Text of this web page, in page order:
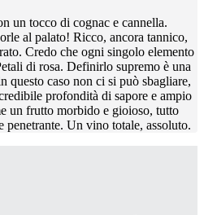
un tocco di cognac e cannella.
al palato! Ricco, ancora tannico,
Credo che ogni singolo elemento
di rosa. Definirlo supremo è una
questo caso non ci si può sbagliare,
profondità di sapore e ampio
un frutto morbido e gioioso, tutto
penetrante. Un vino totale, assoluto.